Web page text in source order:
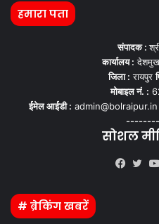
हमारा पता
संपादक :
कार्यालय : देशमुख
जिला : रायपुर
मोबाइल नं. :
ईमेल आईडी :
सोशल
# ब्रेकिंग खबरें